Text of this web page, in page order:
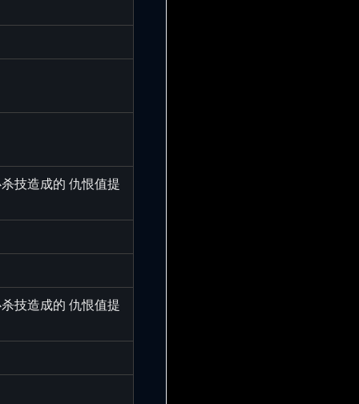
技造成的 仇恨值提
技造成的 仇恨值提